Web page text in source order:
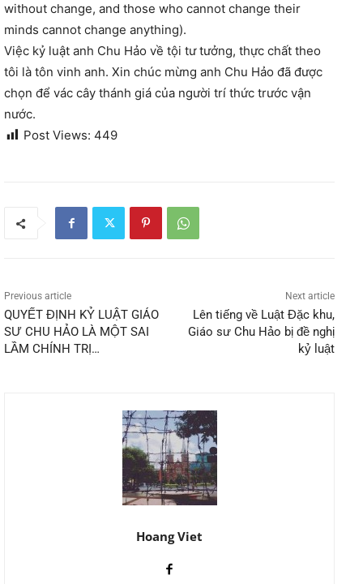
without change, and those who cannot change their
minds cannot change anything).
Việc kỷ luật anh Chu Hảo về tội tư tưởng, thực chất theo
tôi là tôn vinh anh. Xin chúc mừng anh Chu Hảo đã được
chọn để vác cây thánh giá của người trí thức trước vận
nước.
Post Views: 449
Previous article
QUYẾT ĐỊNH KỶ LUẬT GIÁO
SƯ CHU HẢO LÀ MỘT SAI
LẦM CHÍNH TRỊ…
Next article
Lên tiếng về Luật Đặc khu,
Giáo sư Chu Hảo bị đề nghị
kỷ luật
Hoang Viet